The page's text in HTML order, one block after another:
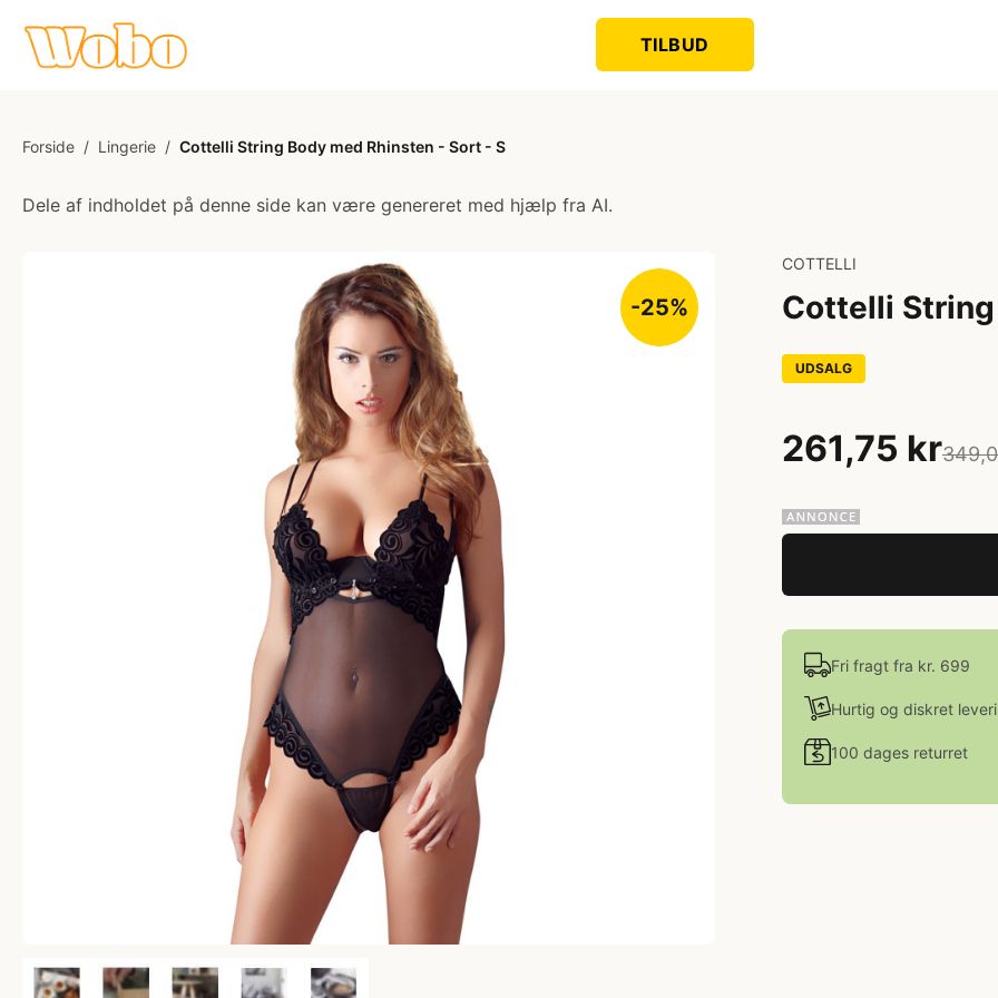
TILBUD
Forside / Lingerie / Cottelli String Body med Rhinsten - Sort - S
Dele af indholdet på denne side kan være genereret med hjælp fra AI.
-25%
COTTELLI
Cottelli
UDSALG
261,75 kr
Fri fragt fra kr. 699
Hurtig og diskret
100 dages returret